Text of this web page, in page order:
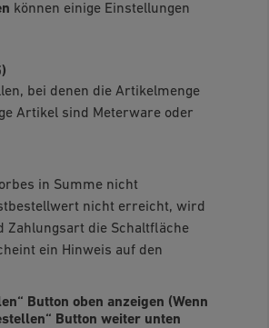
können einige Einstellungen
bei denen die Artikelmenge
Artikel sind Meterware oder
in Summe nicht
nicht erreicht, wird
Zahlungsart die Schaltfläche
ein Hinweis auf den
Button oben anzeigen (Wenn
Button weiter unten